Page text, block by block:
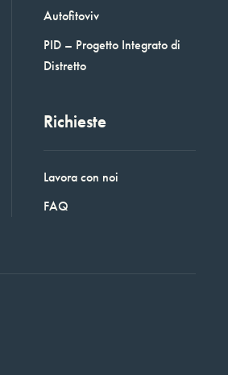
Autofitoviv
PID – Progetto Integrato di
Distretto
Richieste
Lavora con noi
FAQ